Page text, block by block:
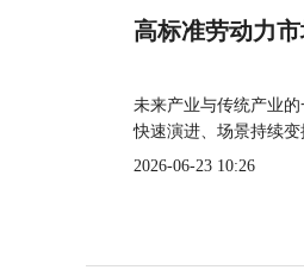
高标准劳动力
未来产业与传统产业
快速演进、场景持续
2026-06-23 10:26